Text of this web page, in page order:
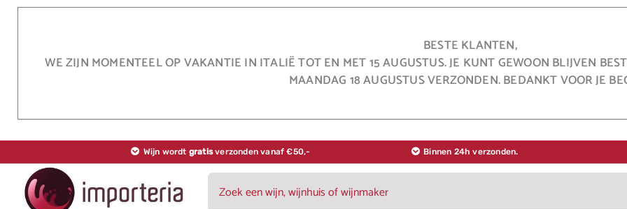
BESTE KLANTEN,
WE ZIJN MOMENTEEL OP VAKANTIE IN ITALIË TOT EN MET 15 AUGUSTUS. JE KUNT GEWOON BLIJVEN
MAANDAG 18 AUGUSTUS VERZONDEN. BEDANKT VOOR JE
Wijn wordt gratisverzonden vanaf €50,- Binnen 24h verzonden.
Zoeken
naar: